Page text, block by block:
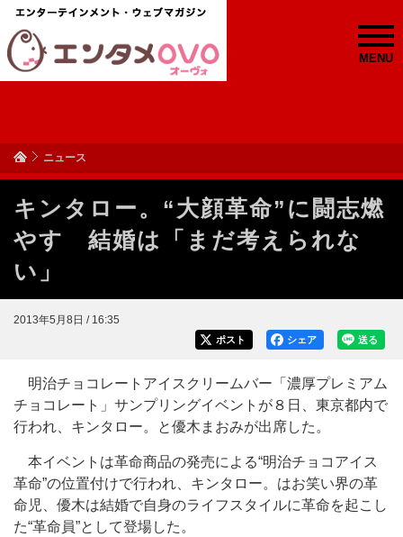
MENU
ニュース
キンタロー。“大顔革命”に闘志燃
やす 結婚は「まだ考えられな
い」
2013年5月8日 / 16:35
送る
シェア
ポスト
明治チョコレートアイスクリームバー「濃厚プレミアム
チョコレート」サンプリングイベントが８日、東京都内で
行われ、キンタロー。と優木まおみが出席した。
本イベントは革命商品の発売による“明治チョコアイス
革命”の位置付けで行われ、キンタロー。はお笑い界の革
命児、優木は結婚で自身のライフスタイルに革命を起こし
た“革命員”として登場した。